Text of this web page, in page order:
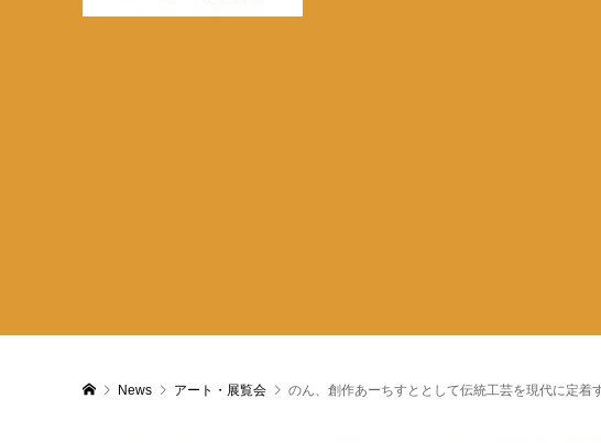
News アート・展覧会 のん、創作あーちすととして伝統工芸を現代に定着